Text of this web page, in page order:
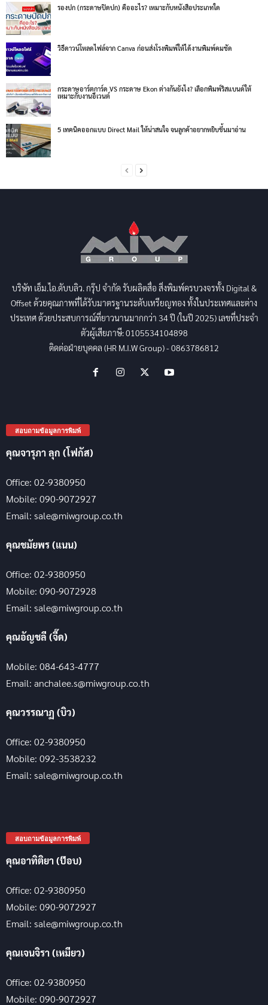
รองปก (กระดาษปิดปก) คืออะไร? เหมาะกับหนังสือประเภทใด
วิธีดาวน์โหลดไฟล์จาก Canva ก่อนส่งโรงพิมพ์ให้ได้งานพิมพ์คมชัด
กระดาษอาร์ตการ์ด VS กระดาษ Ekon ต่างกันยังไง? เลือกพิมพ์ริสแบนด์ให้
เหมาะกับงานอีเวนต์
5 เทคนิคออกแบบ Direct Mail ให้น่าสนใจ จนลูกค้าอยากหยิบขึ้นมาอ่าน
บริษัท เอ็ม.ไอ.ดับบลิว. กรุ๊ป จำกัด รับผลิตสื่อ สิ่งพิมพ์ครบวงจรทั้ง Digital &
Offset ด้วยคุณภาพที่ได้รับมาตรฐานระดับเหรียญทอง ทั้งในประเทศและต่าง
ประเทศ ด้วยประสบการณ์ที่ยาวนานมากกว่า 34 ปี (ในปี 2025) เลขที่ประจำ
ตัวผู้เสียภาษี: 0105534104898
ติดต่อฝ่ายบุคคล (HR M.I.W Group) - 0863786812
สอบถามข้อมูลการพิมพ์
คุณจารุภา ลุก (โฟกัส)
Office: 02-9380950
Mobile: 090-9072927
Email: sale@miwgroup.co.th
คุณชมัยพร (แนน)
Office: 02-9380950
Mobile: 090-9072928
Email: sale@miwgroup.co.th
คุณอัญชลี (จี๊ด)
Mobile: 084-643-4777
Email: anchalee.s@miwgroup.co.th
คุณวรรณาฏ (บิว)
Office: 02-9380950
Mobile: 092-3538232
Email: sale@miwgroup.co.th
สอบถามข้อมูลการพิมพ์
คุณอาทิติยา (ป๊อบ)
Office: 02-9380950
Mobile: 090-9072927
Email: sale@miwgroup.co.th
คุณเจนจิรา (เหมียว)
Office: 02-9380950
Mobile: 090-9072927